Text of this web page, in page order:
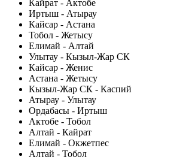
Кайрат - Актобе
Иртыш - Атырау
Кайсар - Астана
Тобол - Жетысу
Елимай - Алтай
Улытау - Кызыл-Жар СК
Кайсар - Женис
Астана - Жетысу
Кызыл-Жар СК - Каспий
Атырау - Улытау
Ордабасы - Иртыш
Актобе - Тобол
Алтай - Кайрат
Елимай - Окжетпес
Алтай - Тобол